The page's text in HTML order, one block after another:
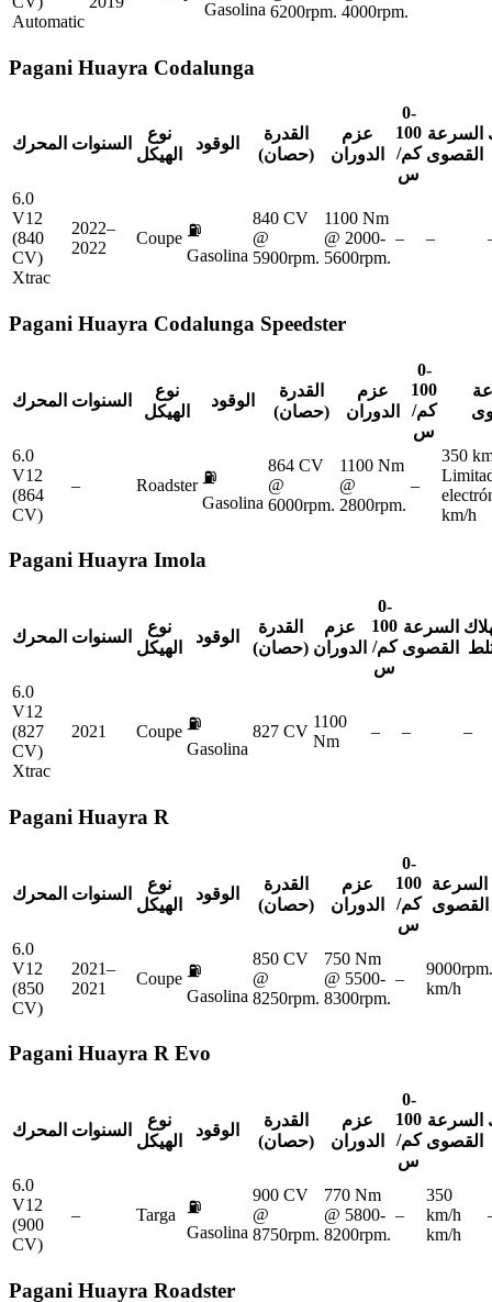
Automatic
Gasolina 6200rpm. 4000rpm.
Pagani Huayra Codalunga
المحرك السنوات
نوع
الهيكل
الوقود
القدرة
(حصان)
عزم
الدوران
0-
100
كم/
س
السرعة
القصوى
6.0
V12
(840
CV)
Xtrac
2022–
2022
Coupe ⛽
Gasolina
840 CV
@
5900rpm.
1100 Nm
@ 2000-
5600rpm.
– –
Pagani Huayra Codalunga Speedster
المحرك السنوات
نوع
الهيكل
الوقود
القدرة
(حصان)
عزم
الدوران
0-
100
كم/
س
6.0
V12
(864
CV)
– Roadster ⛽
Gasolina
864 CV
@
6000rpm.
1100 Nm
@
2800rpm.
–
350
km/h
Pagani Huayra Imola
المحرك السنوات
نوع
الهيكل
الوقود
القدرة
(حصان)
عزم
الدوران
0-
100
كم/
س
السرعة
القصوى
6.0
V12
(827
CV)
Xtrac
2021 Coupe ⛽
Gasolina
827 CV
1100
Nm
– – –
Pagani Huayra R
المحرك السنوات
نوع
الهيكل
الوقود
القدرة
(حصان)
عزم
الدوران
0-
100
كم/
س
السرعة
القصوى
6.0
V12
(850
CV)
2021–
2021
Coupe ⛽
Gasolina
850 CV
@
8250rpm.
750 Nm
@ 5500-
8300rpm.
–
9000rpm.
km/h
Pagani Huayra R Evo
المحرك السنوات
نوع
الهيكل
الوقود
القدرة
(حصان)
عزم
الدوران
0-
100
كم/
س
السرعة
القصوى
6.0
V12
(900
CV)
– Targa
⛽
Gasolina
900 CV
@
8750rpm.
770 Nm
@ 5800-
8200rpm.
–
350
km/h
km/h
Pagani Huayra Roadster